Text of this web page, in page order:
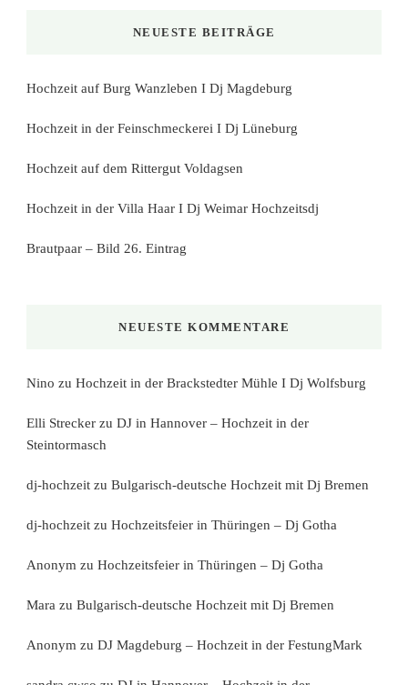
NEUESTE BEITRÄGE
Hochzeit auf Burg Wanzleben I Dj Magdeburg
Hochzeit in der Feinschmeckerei I Dj Lüneburg
Hochzeit auf dem Rittergut Voldagsen
Hochzeit in der Villa Haar I Dj Weimar Hochzeitsdj
Brautpaar – Bild 26. Eintrag
NEUESTE KOMMENTARE
Nino zu Hochzeit in der Brackstedter Mühle I Dj Wolfsburg
Elli Strecker zu DJ in Hannover – Hochzeit in der
Steintormasch
dj-hochzeit zu Bulgarisch-deutsche Hochzeit mit Dj Bremen
dj-hochzeit zu Hochzeitsfeier in Thüringen – Dj Gotha
Anonym zu Hochzeitsfeier in Thüringen – Dj Gotha
Mara zu Bulgarisch-deutsche Hochzeit mit Dj Bremen
Anonym zu DJ Magdeburg – Hochzeit in der FestungMark